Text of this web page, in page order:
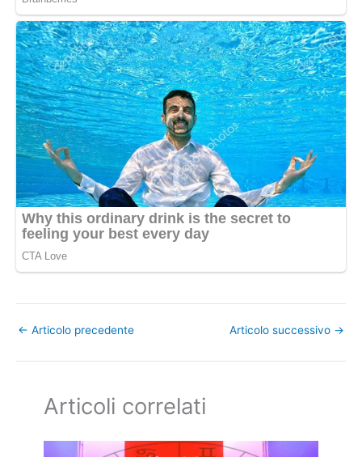
← Articolo precedente Articolo successivo →
Articoli correlati